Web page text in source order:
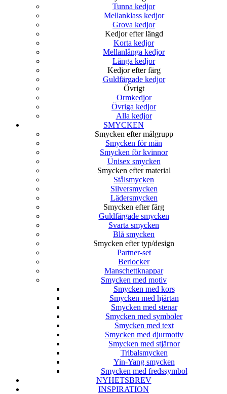
Tunna kedjor
Mellanklass kedjor
Grova kedjor
Kedjor efter längd
Korta kedjor
Mellanlånga kedjor
Långa kedjor
Kedjor efter färg
Guldfärgade kedjor
Övrigt
Ormkedjor
Övriga kedjor
Alla kedjor
SMYCKEN
Smycken efter målgrupp
Smycken för män
Smycken för kvinnor
Unisex smycken
Smycken efter material
Stålsmycken
Silversmycken
Lädersmycken
Smycken efter färg
Guldfärgade smycken
Svarta smycken
Blå smycken
Smycken efter typ/design
Partner-set
Berlocker
Manschettknappar
Smycken med motiv
Smycken med kors
Smycken med hjärtan
Smycken med stenar
Smycken med symboler
Smycken med text
Smycken med djurmotiv
Smycken med stjärnor
Tribalsmycken
Yin-Yang smycken
Smycken med fredssymbol
NYHETSBREV
INSPIRATION